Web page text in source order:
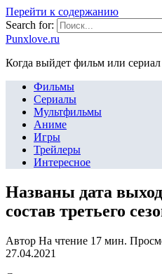
Перейти к содержанию
Search for:
Punxlove.ru
Когда выйдет фильм или
Фильмы
Сериалы
Мультфильмы
Аниме
Игры
Трейлеры
Интересное
Названы дата
состав третьего
Автор На чтение 17 мин.
27.04.2021